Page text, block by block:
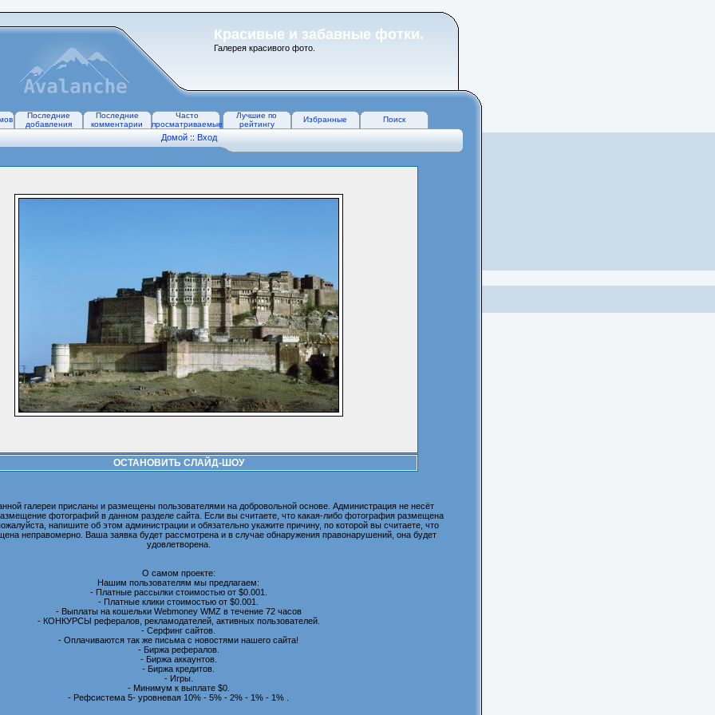
Красивые и забавные фотки.
Галерея красивого фото.
Последние
добавления
Последние
комментарии
Часто
просматриваемые
Лучшие по
рейтингу
Избранные Поиск
Домой :: Вход
ОСТАНОВИТЬ СЛАЙД-ШОУ
галереи присланы и размещены пользователями на добровольной основе. Администрация не несёт
фотографий в данном разделе сайта. Если вы считаете, что какая-либо фотография размещена
напишите об этом администрации и обязательно укажите причину, по которой вы считаете, что
неправомерно. Ваша заявка будет рассмотрена и в случае обнаружения правонарушений, она будет
удовлетворена.
О самом проекте:
Нашим пользователям мы предлагаем:
- Платные рассылки стоимостью от $0.001.
- Платные клики стоимостью от $0.001.
- Выплаты на кошельки Webmoney WMZ в течение 72 часов
- КОНКУРСЫ рефералов, рекламодателей, активных пользователей.
- Серфинг сайтов.
- Оплачиваются так же письма с новостями нашего сайта!
- Биржа рефералов.
- Биржа аккаунтов.
- Биржа кредитов.
- Игры.
- Минимум к выплате $0.
- Рефсистема 5- уровневая 10% - 5% - 2% - 1% - 1% .